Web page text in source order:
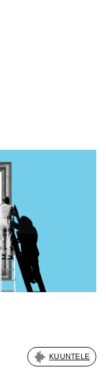
KUUNTELE